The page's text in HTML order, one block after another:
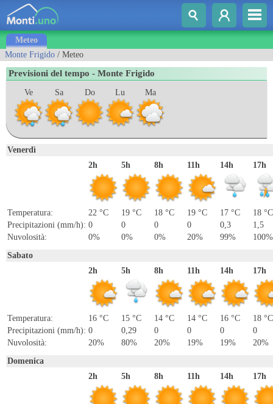
Meteo
Monte Frigido / Meteo
Previsioni del tempo - Monte Frigido
Ve Sa Do Lu Ma
Venerdì
2h
Temperatura:
22 °C
Precipitazioni (mm/h): 0
Nuvolosità:
0%
5h
19 °C
0
0%
8h
18 °C
0
0%
11h
19 °C
0
20%
14h
17 °C
0,3
99%
17h
18 °C
1,5
100%
Sabato
2h
Temperatura:
16 °C
Precipitazioni (mm/h): 0
Nuvolosità:
20%
5h
15 °C
0,29
80%
8h
14 °C
0
20%
11h
14 °C
0
19%
14h
16 °C
0
19%
17h
18 °C
0
20%
Domenica
2h
5h 8h 11h 14h 17h